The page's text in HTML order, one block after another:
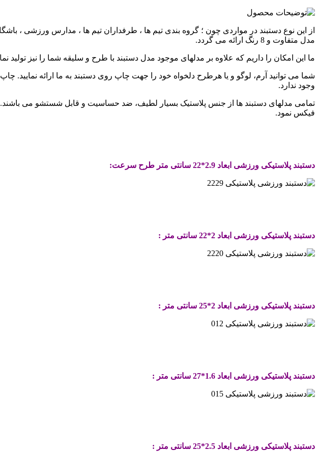
مدل متفاوت و 8 رنگ ارائه می گردد.
ما این امکان را داریم که علاوه بر مدلهای موجود مدل دستبند با طرح و سلیقه شما را نیز تولید
شما می توانید آرم، لوگو و یا هرطرح دلخواه خود را جهت چاپ روی دستبند به ما ارائه
وجود ندارد.
تمامی مدلهای دستبند ها از جنس پلاستیک بسیار لطیف، ضد حساسیت و قابل شستشو می باشند.
فیکس نمود.
دستبند پلاستیکی ورزشی ابعاد 2.9*22 سانتی متر طرح سرعت:
دستبند پلاستیکی ورزشی ابعاد 2*22 سانتی متر :
دستبند پلاستیکی ورزشی ابعاد 2*25 سانتی متر :
دستبند پلاستیکی ورزشی ابعاد 1.6*27 سانتی متر :
دستبند پلاستیکی ورزشی ابعاد 2.5*25 سانتی متر :